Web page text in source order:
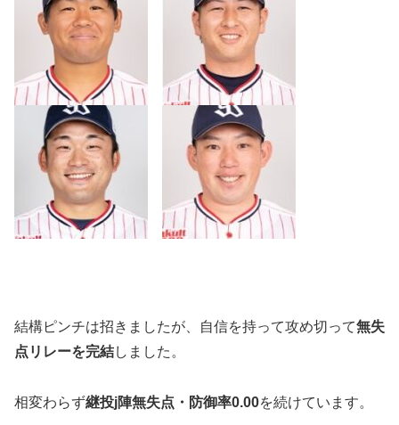
結構ピンチは招きましたが、自信を持って攻め切って無失
点リレーを完結しました。
相変わらず継投j陣無失点・防御率0.00を続けています。